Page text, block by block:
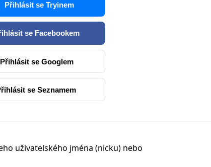
Přihlásit se Tryinem
se Facebookem
Přihlásit se Googlem
se Seznamem
uživatelského jména (nicku) nebo